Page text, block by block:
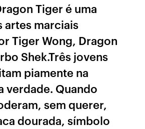
Tiger é uma
artes marciais
Tiger Wong, Dragon
Shek.Três jovens
piamente na
verdade. Quando
sem querer,
dourada, símbolo